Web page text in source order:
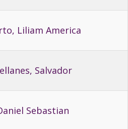
Liliam America
Salvador
Sebastian